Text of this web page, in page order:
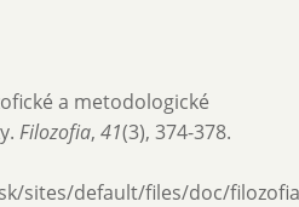
a metodologické
Filozofia, 41(3), 374-378.
sites/default/files/doc/